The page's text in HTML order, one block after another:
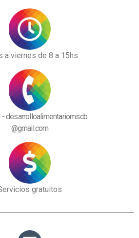
a viernes de 8 a 15hs
desarrolloalimentariomscb
@gmail.com
gratuitos